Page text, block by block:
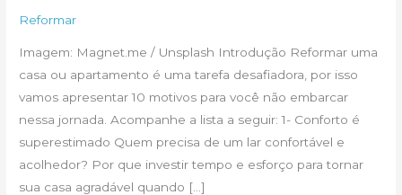
Reformar
Imagem: Magnet.me / Unsplash Introdução Reformar uma
casa ou apartamento é uma tarefa desafiadora, por isso
vamos apresentar 10 motivos para você não embarcar
nessa jornada. Acompanhe a lista a seguir: 1- Conforto é
superestimado Quem precisa de um lar confortável e
acolhedor? Por que investir tempo e esforço para tornar
sua casa agradável quando […]